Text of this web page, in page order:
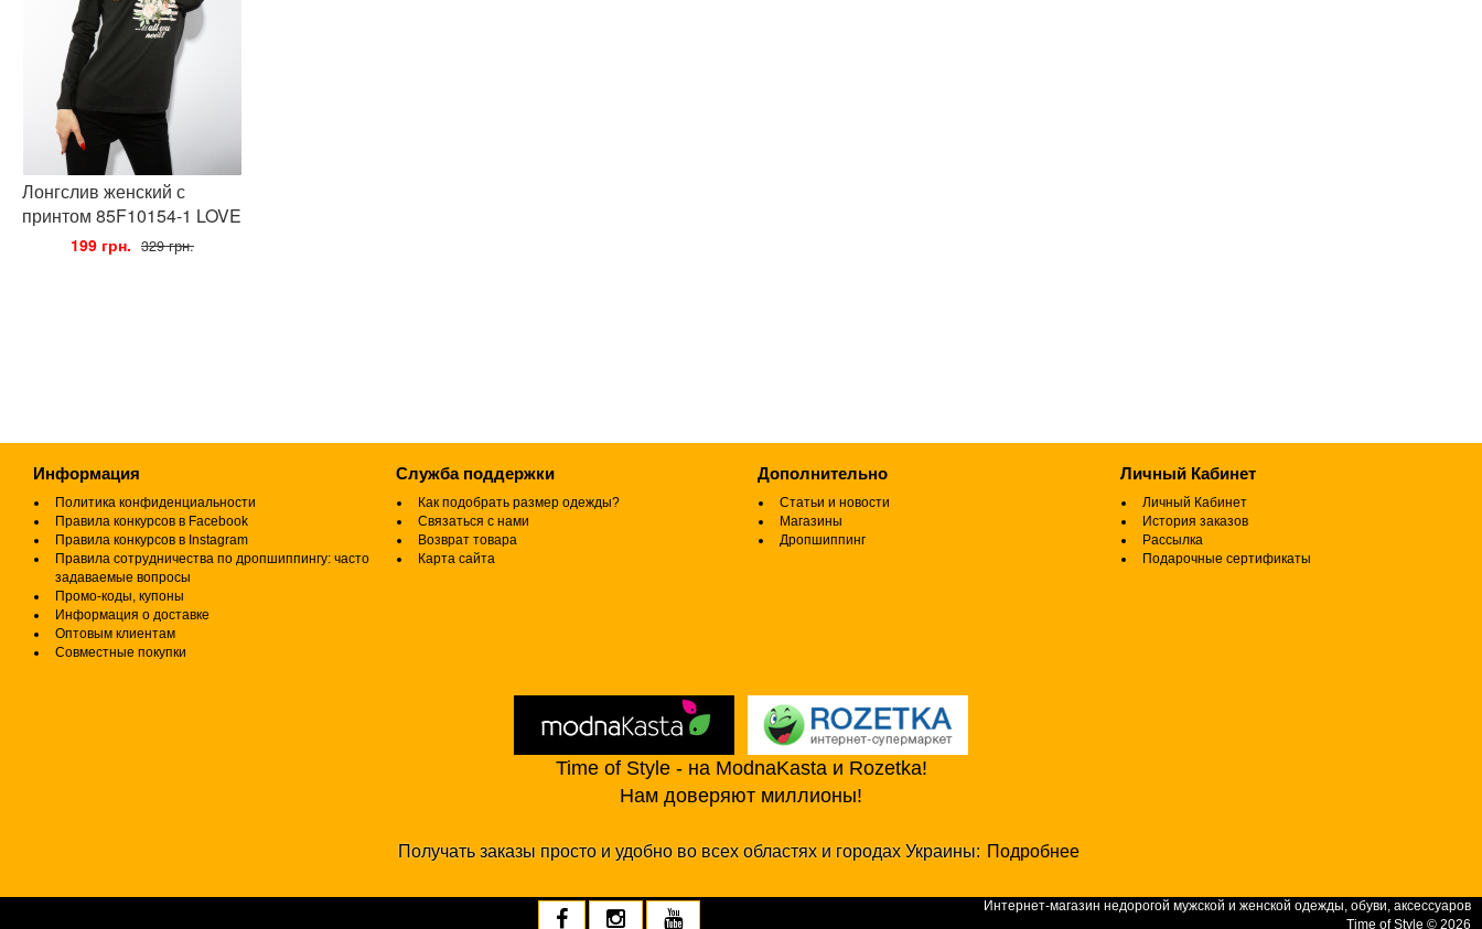
Лонгслив женский с
принтом 85F10154-1 LOVE
199 грн. 329 грн.
Информация
Политика конфиденциальности
Правила конкурсов в Facebook
Правила конкурсов в Instagram
Правила сотрудничества по дропшиппингу: часто
задаваемые вопросы
Промо-коды, купоны
Информация о доставке
Оптовым клиентам
Совместные покупки
Служба поддержки
Как подобрать размер одежды?
Связаться с нами
Возврат товара
Карта сайта
Дополнительно
Статьи и новости
Магазины
Дропшиппинг
Личный Кабинет
Личный Кабинет
История заказов
Рассылка
Подарочные сертификаты
Time of Style - на ModnaKasta и Rozetka!
Нам доверяют миллионы!
Получать заказы просто и удобно во всех областях и городах Украины: Подробнее
Интернет-магазин недорогой мужской и женской одежды, обуви, аксессуаров
Time of Style © 2026